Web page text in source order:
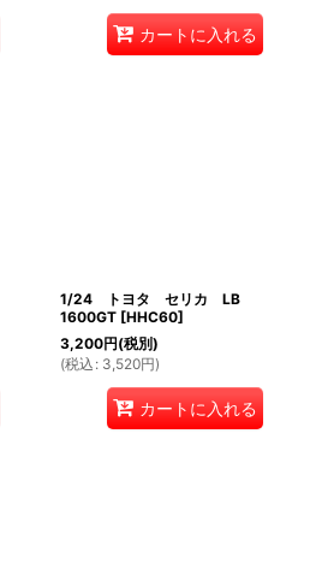
カートに入れる
1/24 トヨタ セリカ LB
1600GT [HHC60]
3,200円(税別)
(税込 : 3,520円)
カートに入れる